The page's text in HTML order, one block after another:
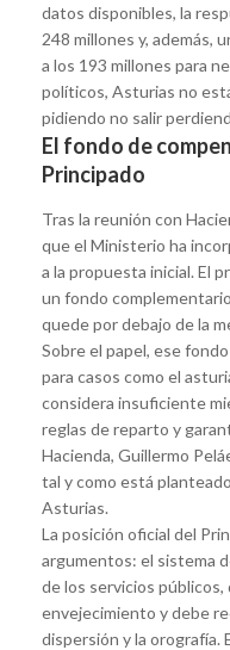
datos disponibles, la
248 millones y, además,
a los 193 millones para
políticos, Asturias no
pidiendo no salir
El fondo de
Principado
Tras la reunión con
que el Ministerio ha
a la propuesta inicial. El
un fondo
quede por debajo de la
Sobre el papel, ese
para casos como el
considera insuficiente
reglas de reparto y
Hacienda, Guillermo
tal y como está
Asturias.
La posición oficial del
argumentos: el sistema
de los servicios
envejecimiento y debe
dispersión y la orografía.